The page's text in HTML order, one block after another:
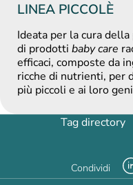
LINEA PICCOLÈ
Ideata per la cura
di prodotti baby care
efficaci, composte da
ricche di nutrienti, per
più piccoli e ai loro
Tag directory
Condividi